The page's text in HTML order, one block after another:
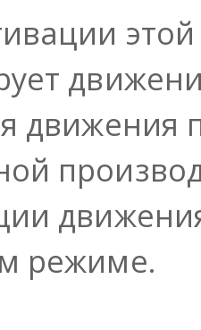
режиме.